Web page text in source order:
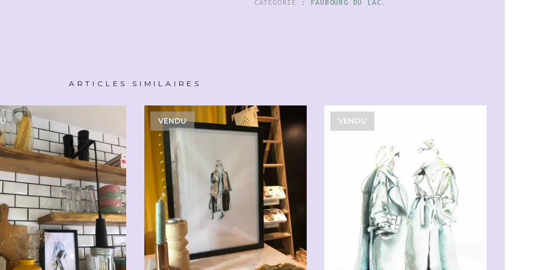
CATÉGORIE : FAUBOURG DU LAC.
ARTICLES SIMILAIRES
VENDU VENDU